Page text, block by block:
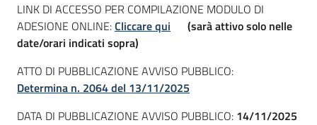
LINK DI ACCESSO PER COMPILAZIONE MODULO DI
ADESIONE ONLINE:Cliccare qui
(sarà attivo solo nelle
date/orari indicati sopra)
ATTO DI PUBBLICAZIONE AVVISO PUBBLICO:
Determina n. 2064 del 13/11/2025
DATA DI PUBBLICAZIONE AVVISO PUBBLICO: 14/11/2025